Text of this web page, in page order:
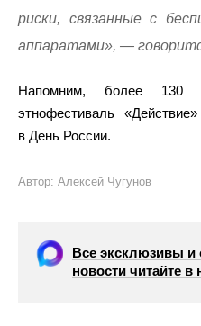
риски, связанные с
аппаратами», —
Напомним, более 130
этнофестиваль
в День России.
Автор: Алексей Чугунов
Все эксклюзивы и
новости читайте